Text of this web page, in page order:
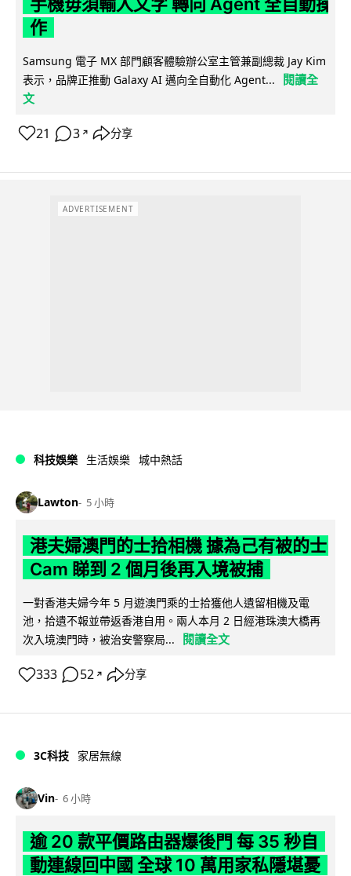
作
Samsung 電子 MX 部門顧客體驗辦公室主管兼副總裁 Jay Kim
表示，品牌正推動 Galaxy AI 邁向全自動化 Agent...
閱讀全
文
21 3 ↗ 分享
ADVERTISEMENT
科技娛樂 生活娛樂 城中熱話
Lawton 5 小時
港夫婦澳門的士拾相機 據為己有被的士
Cam 睇到 2 個月後再入境被捕
一對香港夫婦今年 5 月遊澳門乘的士拾獲他人遺留相機及電
池，拾遺不報並帶返香港自用。兩人本月 2 日經港珠澳大橋再
次入境澳門時，被治安警察局...
閱讀全文
333 52 ↗ 分享
3C科技 家居無線
Vin 6 小時
逾 20 款平價路由器爆後門 每 35 秒自
動連線回中國 全球 10 萬用家私隱堪憂